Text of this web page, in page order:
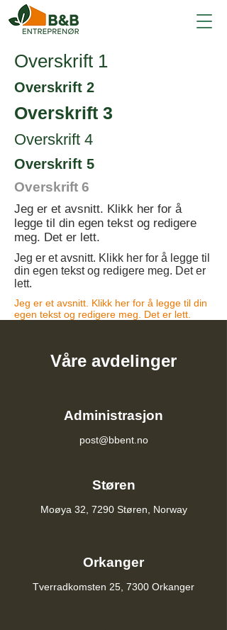
Overskrift 1
Overskrift 2
Overskrift 3
Overskrift 4
Overskrift 5
Overskrift 6
Jeg er et avsnitt. Klikk her for å
legge til din egen tekst og redigere
meg. Det er lett.
Jeg er et avsnitt. Klikk her for å legge til
din egen tekst og redigere meg. Det er
lett.
Jeg er et avsnitt. Klikk her for å legge til din
egen tekst og redigere meg. Det er lett.
Våre avdelinger
Administrasjon
post@bbent.no
Støren
Moøya 32, 7290 Støren, Norway
Orkanger
Tverradkomsten 25, 7300 Orkanger